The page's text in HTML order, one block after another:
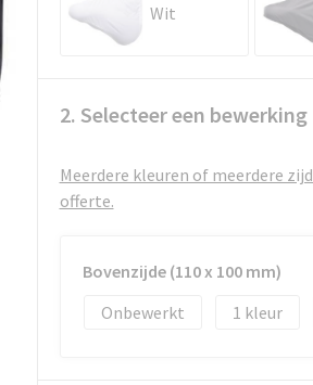
Wit
2. Selecteer een bewerking
Meerdere kleuren of meerdere
offerte.
Bovenzijde (110 x 100 mm)
Onbewerkt
1